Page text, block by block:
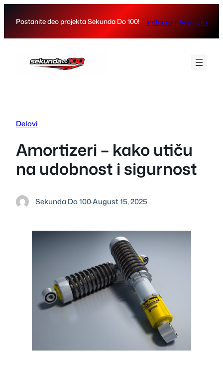
Postanite deo projekta Sekunda Do 100! InstagramTelegram
Delovi
Amortizeri – kako utiču
na udobnost i sigurnost
Sekunda Do 100·August 15, 2025